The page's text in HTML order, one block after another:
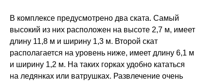
В комплексе предусмотрено два ската. Самый
высокий из них расположен на высоте 2,7 м, имеет
длину 11,8 м и ширину 1,3 м. Второй скат
располагается на уровень ниже, имеет длину 6,1 м
и ширину 1,2 м. На таких горках удобно кататься
на ледянках или ватрушках. Развлечение очень